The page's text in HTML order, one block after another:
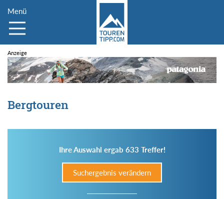
Menü
Bergtouren
Ihre Auswahl ergab 633 Treffer!
Suchergebnis verändern